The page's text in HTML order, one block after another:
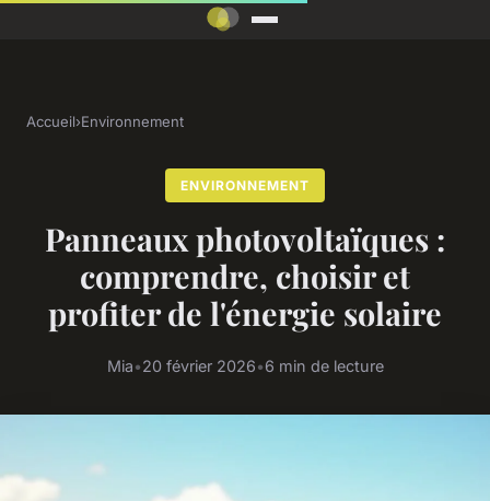
Accueil›Environnement
ENVIRONNEMENT
Panneaux photovoltaïques :
comprendre, choisir et
profiter de l'énergie solaire
Mia•20 février 2026•6 min de lecture